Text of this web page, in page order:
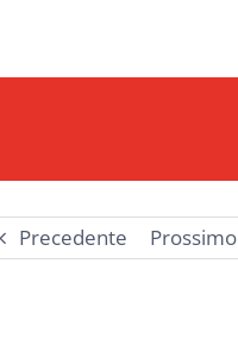
Precedente Prossimo